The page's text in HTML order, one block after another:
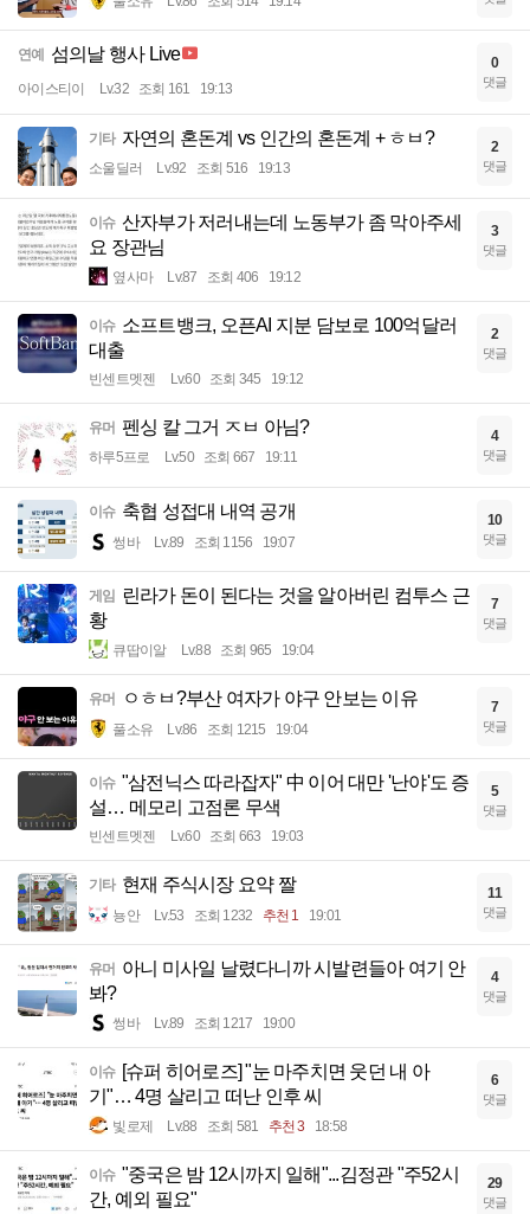
연예 섬의날 행사 Live
아이스티이 Lv.32 조회 161 19:13
0
댓글
기타 자연의 혼돈계 vs 인간의 혼돈계 + ㅎㅂ?
소울딜러 Lv.92 조회 516 19:13
2
댓글
이슈 산자부가 저러내는데 노동부가 좀 막아주세
요 장관님
옆사마 Lv.87 조회 406 19:12
3
댓글
이슈 소프트뱅크, 오픈AI 지분 담보로 100억달러
대출
빈센트멧젠 Lv.60 조회 345 19:12
2
댓글
유머 펜싱 칼 그거 ㅈㅂ 아님?
하루5프로 Lv.50 조회 667 19:11
4
댓글
이슈 축협 성접대 내역 공개
썽바 Lv.89 조회 1156 19:07
10
댓글
게임 린라가 돈이 된다는 것을 알아버린 컴투스 근
황
큐땁이알 Lv.88 조회 965 19:04
7
댓글
유머 ㅇㅎㅂ?부산 여자가 야구 안보는 이유
풀소유 Lv.86 조회 1215 19:04
7
댓글
이슈 "삼전닉스 따라잡자" 中 이어 대만 '난야'도 증
설… 메모리 고점론 무색
빈센트멧젠 Lv.60 조회 663 19:03
5
댓글
기타 현재 주식시장 요약 짤
뇽안 Lv.53 조회 1232 추천 1 19:01
11
댓글
유머 아니 미사일 날렸다니까 시발련들아 여기 안
봐?
썽바 Lv.89 조회 1217 19:00
4
댓글
이슈 [슈퍼 히어로즈] "눈 마주치면 웃던 내 아
기"… 4명 살리고 떠난 인후 씨
빛로제 Lv.88 조회 581 추천 3 18:58
6
댓글
이슈 "중국은 밤 12시까지 일해"...김정관 "주52시
간, 예외 필요"
29
댓글